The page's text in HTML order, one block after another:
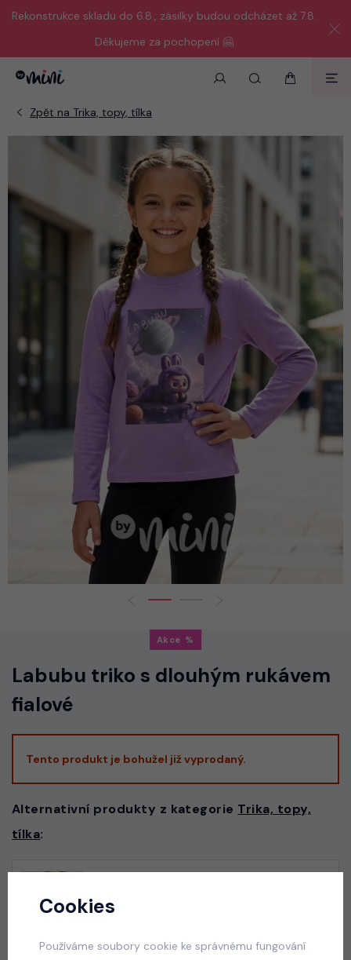
Rekonstrukce skladu do 6.8., zásilky budou odcházet až 7.8.
Děkujeme za pochopení 🤗
Akce
Labubu triko s dlouhým rukávem
fialové
Tento produkt je bohužel již vyprodaný.
Alternativní produkty z kategorie Trika, topy,
tílka:
skladem
Cookies
Používáme soubory cookie ke správnému fungování